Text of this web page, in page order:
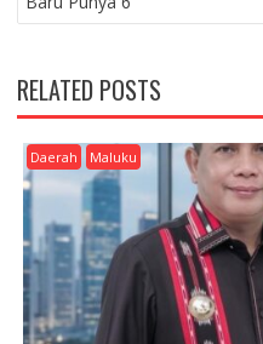
T
A
V
I
G
A
O
N
RELATED POSTS
Daerah Maluku